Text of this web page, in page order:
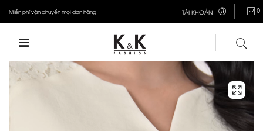
Miễn phí vận chuyển mọi đơn hàng TÀI KHOẢN 0